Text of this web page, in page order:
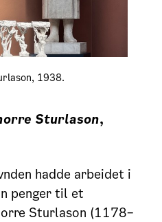
1938.
Sturlason,
hadde arbeidet i
penger til et
Sturlason (1178–